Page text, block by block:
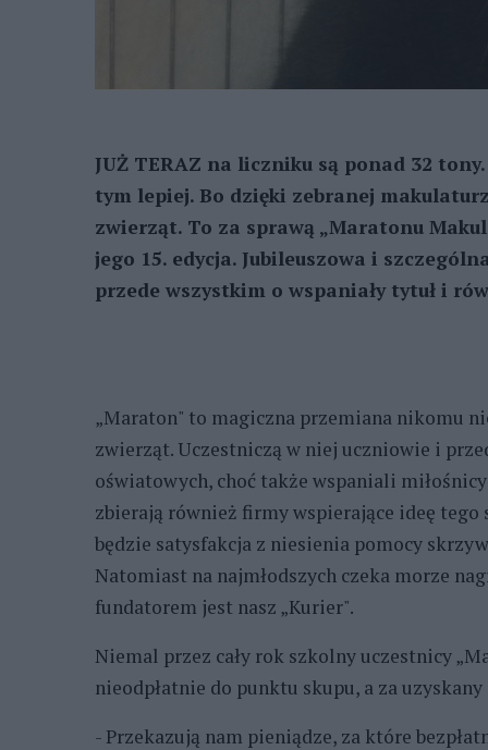
JUŻ TERAZ na liczniku są ponad 32
tym lepiej. Bo dzięki zebranej
zwierząt. To za sprawą „Maratonu
jego 15. edycja. Jubileuszowa i
przede wszystkim o wspaniały tytuł i
„Maraton" to magiczna przemiana nikomu
zwierząt. Uczestniczą w niej uczniowie i
oświatowych, choć także wspaniali
zbierają również firmy wspierające ideę
będzie satysfakcja z niesienia pomocy
Natomiast na najmłodszych czeka morze
fundatorem jest nasz „Kurier".
Niemal przez cały rok szkolny uczestnicy
nieodpłatnie do punktu skupu, a za
- Przekazują nam pieniądze, za które